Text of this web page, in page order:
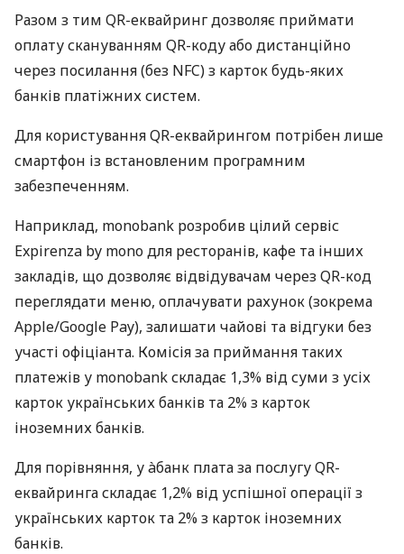
Разом з тим QR-еквайринг дозволяє приймати
оплату скануванням QR-коду або дистанційно
через посилання (без NFC) з карток будь-яких
банків платіжних систем.
Для користування QR-еквайрингом потрібен лише
смартфон із встановленим програмним
забезпеченням.
Наприклад, monobank розробив цілий сервіс
Expirenza by mono для ресторанів, кафе та інших
закладів, що дозволяє відвідувачам через QR-код
переглядати меню, оплачувати рахунок (зокрема
Apple/Google Pay), залишати чайові та відгуки без
участі офіціанта. Комісія за приймання таких
платежів у monobank складає 1,3% від суми з усіх
карток українських банків та 2% з карток
іноземних банків.
Для порівняння, у àбанк плата за послугу QR-
еквайринга складає 1,2% від успішної операції з
українських карток та 2% з карток іноземних
банків.